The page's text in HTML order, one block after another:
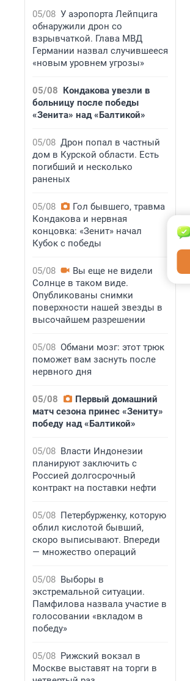
05/08 У аэропорта Лейпцига
обнаружили дрон со
взрывчаткой. Глава МВД
Германии назвал случившееся
«новым уровнем угрозы»
05/08 Кондакова увезли в
больницу после победы
«Зенита» над «Балтикой»
05/08 Дрон попал в частный
дом в Курской области. Есть
погибший и несколько
раненых
05/08
Гол бывшего, травма
Кондакова и нервная
концовка: «Зенит» начал
Кубок с победы
05/08
Вы еще не видели
Солнце в таком виде.
Опубликованы снимки
поверхности нашей звезды в
высочайшем разрешении
05/08 Обмани мозг: этот трюк
поможет вам заснуть после
нервного дня
05/08
Первый домашний
матч сезона принес «Зениту»
победу над «Балтикой»
05/08 Власти Индонезии
планируют заключить с
Россией долгосрочный
контракт на поставки нефти
05/08 Петербурженку, которую
облил кислотой бывший,
скоро выписывают. Впереди
— множество операций
05/08 Выборы в
экстремальной ситуации.
Памфилова назвала участие в
голосовании «вкладом в
победу»
05/08 Рижский вокзал в
Москве выставят на торги в